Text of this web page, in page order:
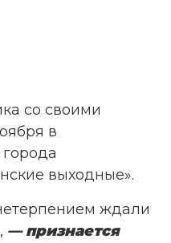
со своими
в
выходные».
ждали
— признается